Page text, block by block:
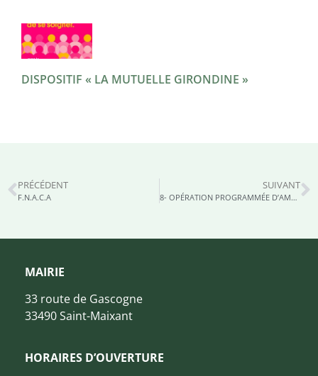
DISPOSITIF « LA MUTUELLE GIRONDINE »
PRÉCÉDENT
F.N.A.C.A​
SUIVANT
8- OPÉRATION PROGRAMMÉE D’AMÉLIORATION DE L’HABITAT
MAIRIE
33 route de Gascogne
33490 Saint-Maixant
HORAIRES D’OUVERTURE